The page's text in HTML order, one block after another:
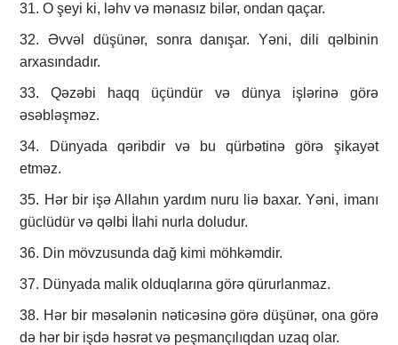
31. O şeyi ki, ləhv və mənasız bilər, ondan qaçar.
32. Əvvəl düşünər, sonra danışar. Yəni, dili qəlbinin
arxasındadır.
33. Qəzəbi haqq üçündür və dünya işlərinə görə
əsəbləşməz.
34. Dünyada qəribdir və bu qürbətinə görə şikayət
etməz.
35. Hər bir işə Allahın yardım nuru liə baxar. Yəni, imanı
güclüdür və qəlbi İlahi nurla doludur.
36. Din mövzusunda dağ kimi möhkəmdir.
37. Dünyada malik olduqlarına görə qürurlanmaz.
38. Hər bir məsələnin nəticəsinə görə düşünər, ona görə
də hər bir işdə həsrət və peşmançılıqdan uzaq olar.